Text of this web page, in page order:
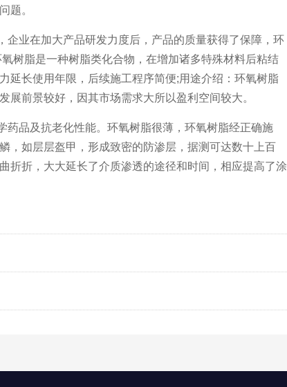
题。
业在加大产品研发力度后，产品的质量获得了保障，环
树脂是一种树脂类化合物，在增加诸多特殊材料后粘结
延长使用年限，后续施工程序简便;用途介绍：环氧树脂
前景较好，因其市场需求大所以盈利空间较大。
品及抗老化性能。环氧树脂很薄，环氧树脂经正确施
，如层层盔甲，形成致密的防渗层，据测可达数十上百
折折，大大延长了介质渗透的途径和时间，相应提高了涂